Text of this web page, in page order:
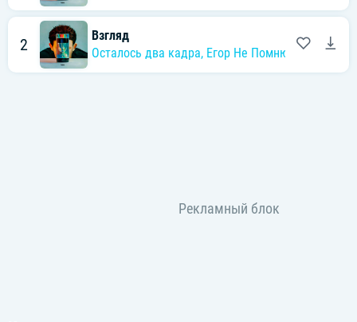
2
Взгляд
Осталось два кадра, Егор Не Помню